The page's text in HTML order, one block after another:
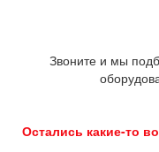
Звоните и мы
Остались какие-то